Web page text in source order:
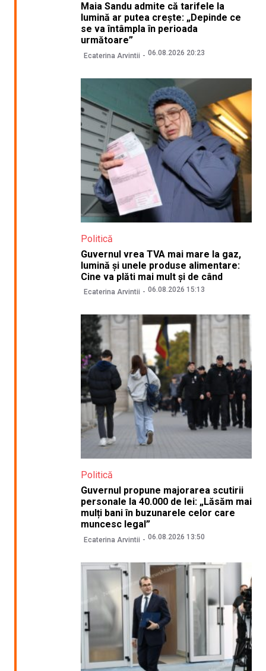
Maia Sandu admite că tarifele la
lumină ar putea crește: „Depinde ce
se va întâmpla în perioada
următoare”
Ecaterina Arvintii 06.08.2026 20:23
Politică
Guvernul vrea TVA mai mare la gaz,
lumină și unele produse alimentare:
Cine va plăti mai mult și de când
Ecaterina Arvintii 06.08.2026 15:13
Politică
Guvernul propune majorarea scutirii
personale la 40.000 de lei: „Lăsăm mai
mulți bani în buzunarele celor care
muncesc legal”
Ecaterina Arvintii 06.08.2026 13:50